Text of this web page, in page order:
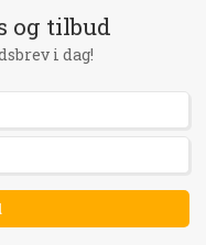
og tilbud
i dag!